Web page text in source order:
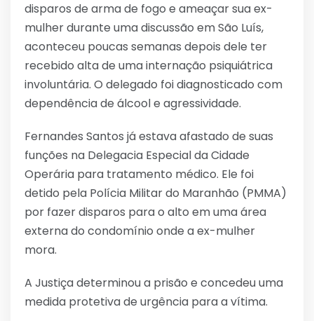
disparos de arma de fogo e ameaçar sua ex-
mulher durante uma discussão em São Luís,
aconteceu poucas semanas depois dele ter
recebido alta de uma internação psiquiátrica
involuntária. O delegado foi diagnosticado com
dependência de álcool e agressividade.
Fernandes Santos já estava afastado de suas
funções na Delegacia Especial da Cidade
Operária para tratamento médico. Ele foi
detido pela Polícia Militar do Maranhão (PMMA)
por fazer disparos para o alto em uma área
externa do condomínio onde a ex-mulher
mora.
A Justiça determinou a prisão e concedeu uma
medida protetiva de urgência para a vítima.